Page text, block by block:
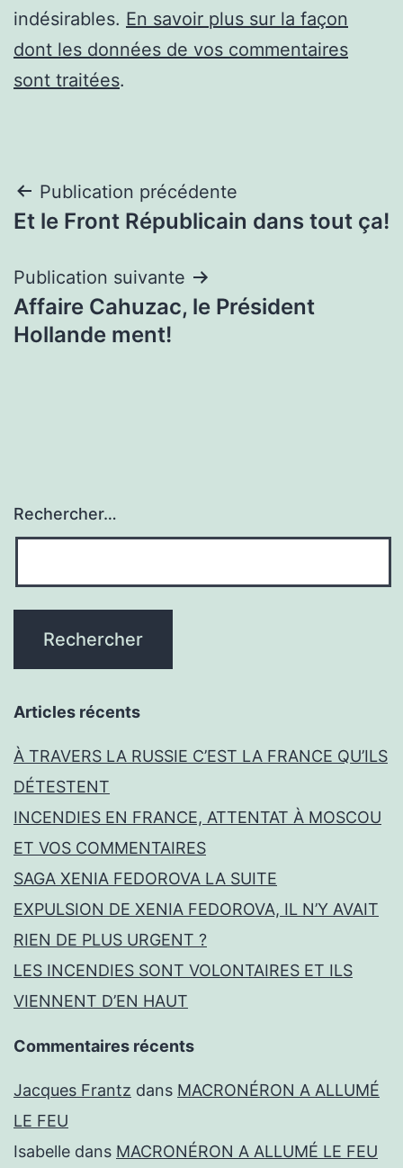
indésirables. En savoir plus sur la façon
dont les données de vos commentaires
sont traitées.
Navigation
de
l’article
Publication précédente
Et le Front Républicain dans tout ça!
Publication suivante
Affaire Cahuzac, le Président
Hollande ment!
Rechercher…
Articles récents
À TRAVERS LA RUSSIE C’EST LA FRANCE QU’ILS
DÉTESTENT
INCENDIES EN FRANCE, ATTENTAT À MOSCOU
ET VOS COMMENTAIRES
SAGA XENIA FEDOROVA LA SUITE
EXPULSION DE XENIA FEDOROVA, IL N’Y AVAIT
RIEN DE PLUS URGENT ?
LES INCENDIES SONT VOLONTAIRES ET ILS
VIENNENT D’EN HAUT
Commentaires récents
Jacques Frantz dans MACRONÉRON A ALLUMÉ
LE FEU
Isabelle dans MACRONÉRON A ALLUMÉ LE FEU